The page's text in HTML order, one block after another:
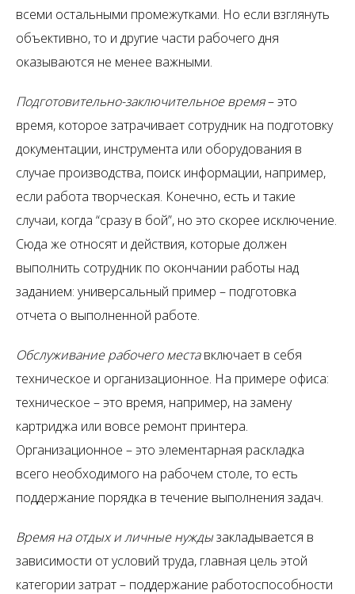
всеми остальными промежутками. Но если взглянуть
объективно, то и другие части рабочего дня
оказываются не менее важными.
Подготовительно-заключительное время– это
время, которое затрачивает сотрудник на подготовку
документации, инструмента или оборудования в
случае производства, поиск информации, например,
если работа творческая. Конечно, есть и такие
случаи, когда “сразу в бой”, но это скорее исключение.
Сюда же относят и действия, которые должен
выполнить сотрудник по окончании работы над
заданием: универсальный пример – подготовка
отчета о выполненной работе.
Обслуживание рабочего меставключает в себя
техническое и организационное. На примере офиса:
техническое – это время, например, на замену
картриджа или вовсе ремонт принтера.
Организационное – это элементарная раскладка
всего необходимого на рабочем столе, то есть
поддержание порядка в течение выполнения задач.
Время на отдых и личные нуждызакладывается в
зависимости от условий труда, главная цель этой
категории затрат – поддержание работоспособности